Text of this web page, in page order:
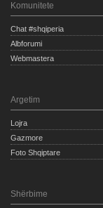
Komunitete
Chat #shqiperia
Albforumi
Webmastera
Argetim
Lojra
Gazmore
Foto Shqiptare
Shërbime